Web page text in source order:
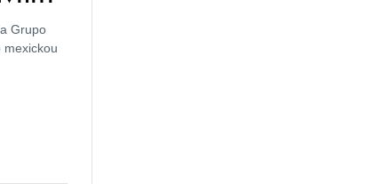
Grupo
mexickou